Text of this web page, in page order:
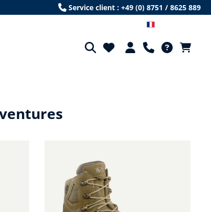
Service client : +49 (0) 8751 / 8625 889